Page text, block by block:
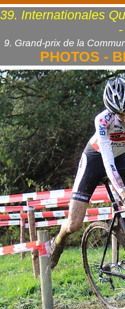
39. Internationales
9. Grand-prix de la
PHOTOS -